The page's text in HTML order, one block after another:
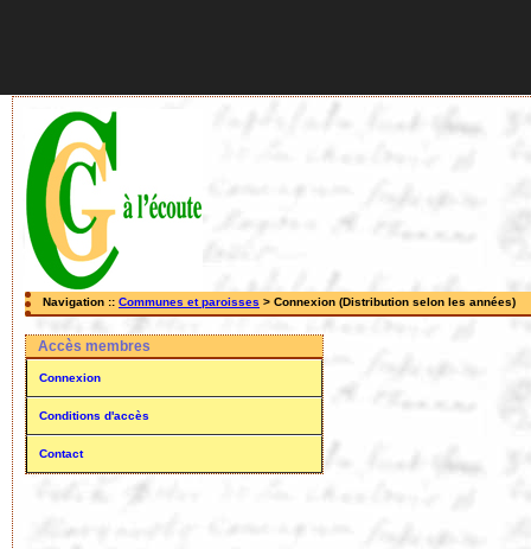
Navigation :: Communes et paroisses > Connexion (Distribution selon les années)
Accès membres
Connexion
Conditions d'accès
Contact